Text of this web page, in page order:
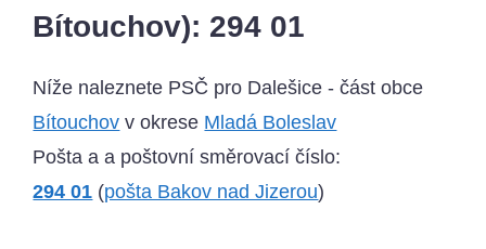
Bítouchov): 294 01
Níže naleznete PSČ pro Dalešice - část obce
Bítouchov v okrese Mladá Boleslav
Pošta a a poštovní směrovací číslo:
294 01 (pošta Bakov nad Jizerou)